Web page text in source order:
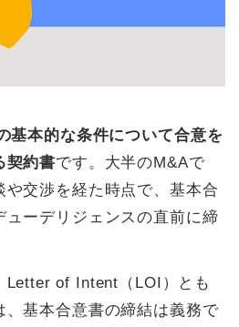
基本的な条件について合意を
契約書です。大半のM&Aで
や交渉を経た時点で、基本合
ューデリジェンスの直前に締
Letter of Intent（LOI）とも
、基本合意書の締結は義務で